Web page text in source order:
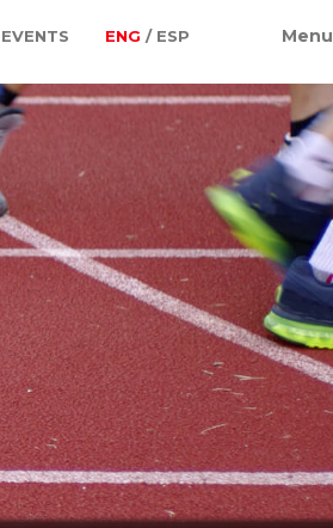
EVENTS ENG / ESP Menu